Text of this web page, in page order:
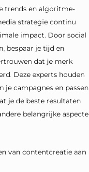
trends en algoritme-
strategie continu
impact. Door social
bespaar je tijd en
dat je merk
Deze experts houden
je campagnes en passen
je de beste resultaten
belangrijke
van contentcreatie aan